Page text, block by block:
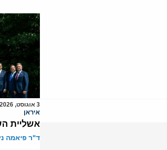
3 אוגוסט, 2026
איראן
אשליית
ד"ר פיאמה